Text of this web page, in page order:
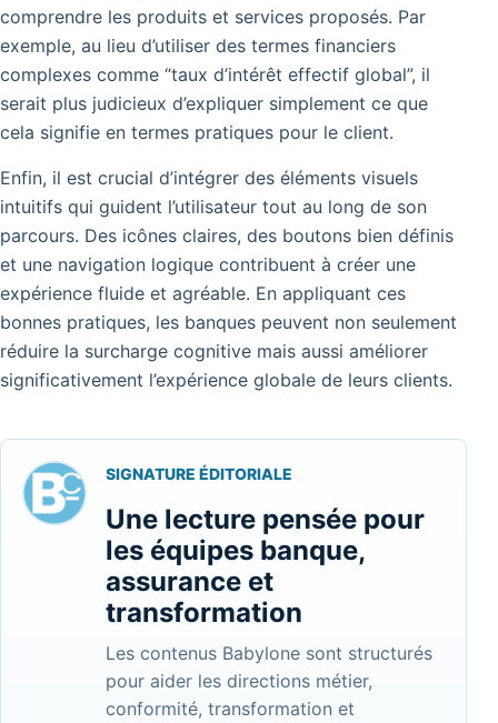
comprendre les produits et services proposés. Par
exemple, au lieu d’utiliser des termes financiers
complexes comme “taux d’intérêt effectif global”, il
serait plus judicieux d’expliquer simplement ce que
cela signifie en termes pratiques pour le client.
Enfin, il est crucial d’intégrer des éléments visuels
intuitifs qui guident l’utilisateur tout au long de son
parcours. Des icônes claires, des boutons bien définis
et une navigation logique contribuent à créer une
expérience fluide et agréable. En appliquant ces
bonnes pratiques, les banques peuvent non seulement
réduire la surcharge cognitive mais aussi améliorer
significativement l’expérience globale de leurs clients.
SIGNATURE ÉDITORIALE
Une lecture pensée pour
les équipes banque,
assurance et
transformation
Les contenus Babylone sont structurés
pour aider les directions métier,
conformité, transformation et